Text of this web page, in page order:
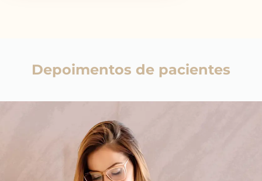
Depoimentos de pacientes